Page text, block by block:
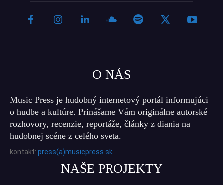
O NÁS
Music Press je hudobný internetový portál informujúci
o hudbe a kultúre. Prinášame Vám originálne autorské
rozhovory, recenzie, reportáže, články z diania na
hudobnej scéne z celého sveta.
kontakt: press(a)musicpress.sk
NAŠE PROJEKTY